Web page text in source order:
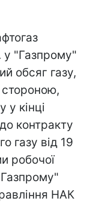
у "Газпрому"
обсяг газу,
у кінці
контракту
газу від 19
робочої
НАК